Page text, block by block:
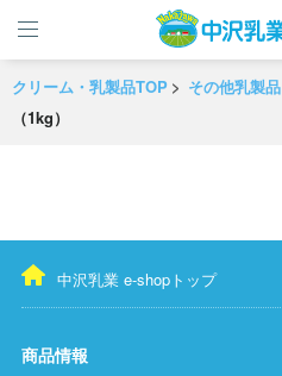
クリーム・乳製品TOP その他乳製品
（1kg）
中沢乳業 e-shopトップ
商品情報